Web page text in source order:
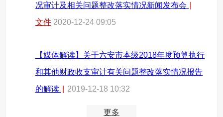
况审计及相关问题整改落实情况新闻发布会
文件 2020-12-24 09:05
【媒体解读】关于六安市本级2018年度预算执行
和其他财政收支审计有关问题整改落实情况报告
的解读
2019-12-18 10:32
更多